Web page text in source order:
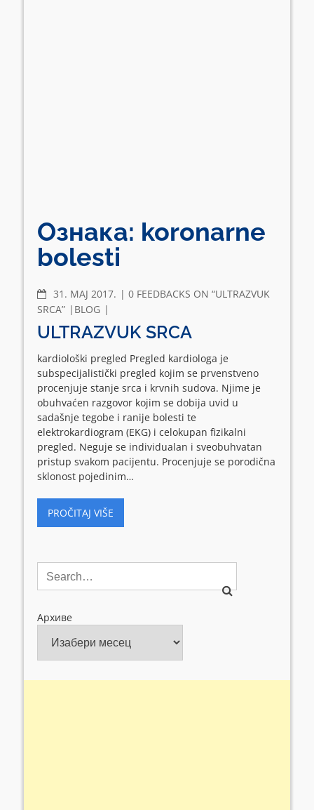
Ознака: koronarne
bolesti
31. МАЈ 2017. COMMENTS
0 FEEDBACKS ON “ULTRAZVUK
SRCA”
BLOG
ULTRAZVUK SRCA
kardiološki pregled Pregled kardiologa je
subspecijalistički pregled kojim se prvenstveno
procenjuje stanje srca i krvnih sudova. Njime je
obuhvaćen razgovor kojim se dobija uvid u
sadašnje tegobe i ranije bolesti te
elektrokardiogram (EKG) i celokupan fizikalni
pregled. Neguje se individualan i sveobuhvatan
pristup svakom pacijentu. Procenjuje se porodična
sklonost pojedinim…
PROČITAJ VIŠE
Архиве